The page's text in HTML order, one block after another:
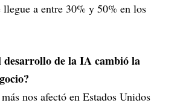
llegue a entre 30% y 50% en los
desarrollo de la IA cambió la
nos afectó en Estados Unidos